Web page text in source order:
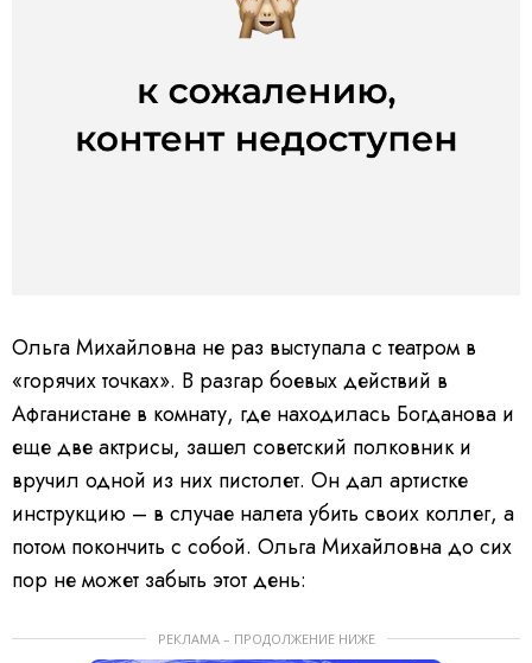
Ольга Михайловна не раз выступала с театром в
«горячих точках». В разгар боевых действий в
Афганистане в комнату, где находилась Богданова и
еще две актрисы, зашел советский полковник и
вручил одной из них пистолет. Он дал артистке
инструкцию – в случае налета убить своих коллег, а
потом покончить с собой. Ольга Михайловна до сих
пор не может забыть этот день:
РЕКЛАМА – ПРОДОЛЖЕНИЕ НИЖЕ